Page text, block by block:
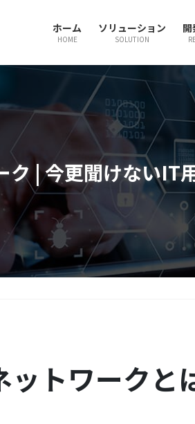
ホーム
HOME
ソリューション
SOLUTION
ク | 今更聞けないIT
ットワークと